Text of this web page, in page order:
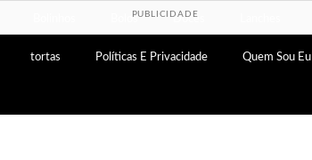
Bolos Doces
tortas Políticas E Privacidade Quem Sou Eu
PUBLICIDADE